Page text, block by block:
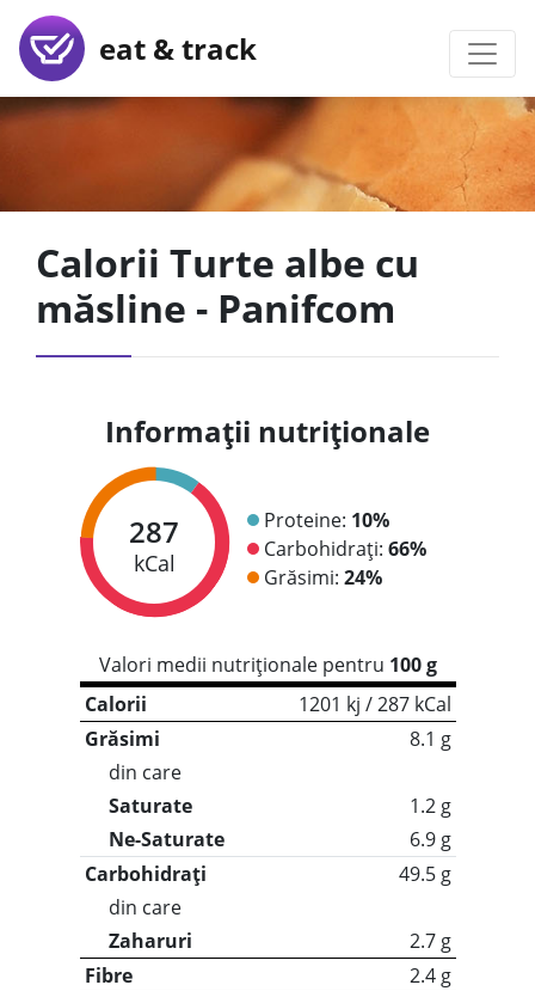
eat & track
Calorii Turte albe cu
măsline - Panifcom
Informații nutriționale
287
kCal
Proteine: 10%
Carbohidrați: 66%
Grăsimi: 24%
Valori medii nutriționale pentru 100 g
Calorii
1201 kj / 287 kCal
Grăsimi
8.1 g
din care
Saturate
1.2 g
Ne-Saturate
6.9 g
Carbohidrați
49.5 g
din care
Zaharuri
2.7 g
Fibre
2.4 g